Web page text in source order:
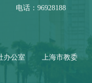
电话：96928188
办公室 上海市教委